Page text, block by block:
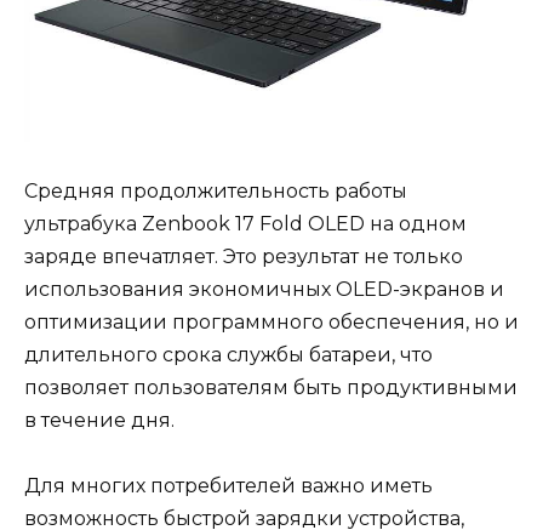
Средняя продолжительность работы
ультрабука Zenbook 17 Fold OLED на одном
заряде впечатляет. Это результат не только
использования экономичных OLED-экранов и
оптимизации программного обеспечения, но и
длительного срока службы батареи, что
позволяет пользователям быть продуктивными
в течение дня.
Для многих потребителей важно иметь
возможность быстрой зарядки устройства,